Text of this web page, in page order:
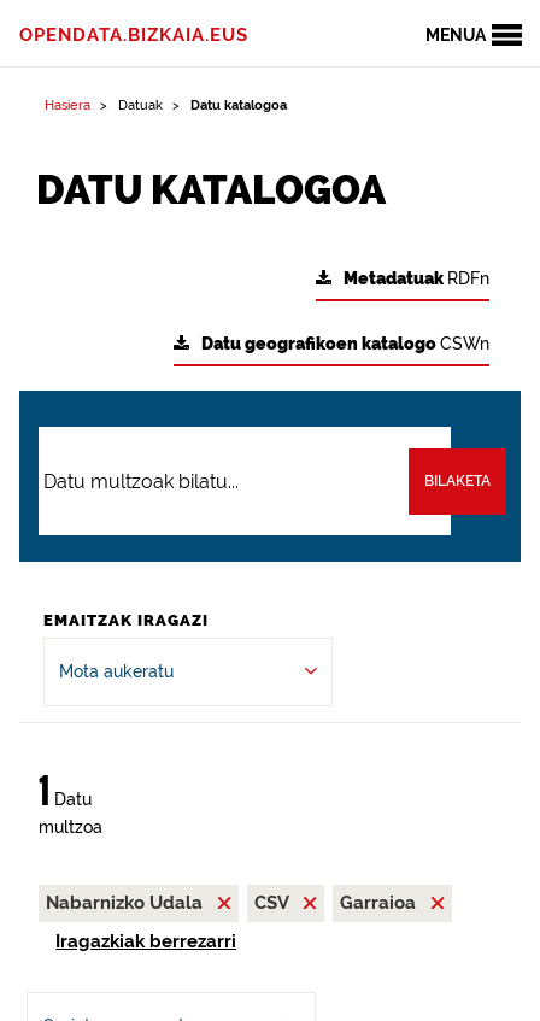
MENUA
OPENDATA.BIZKAIA.EUS
Hasiera Datuak Datu katalogoa
DATU KATALOGOA
Metadatuak RDFn
Datu geografikoen katalogoCSWn
BILAKETA
EMAITZAK IRAGAZI
Mota aukeratu
1 Datu
multzoa
Nabarnizko Udala CSV
Garraioa
Iragazkiak berrezarri